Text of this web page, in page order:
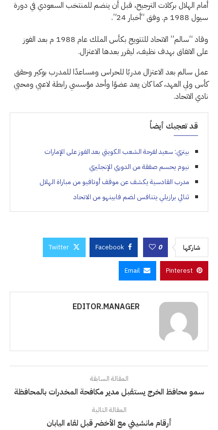
أمام الهلال بركلات الترجيح، قبل أن ينضم للمنتخب السعودي في دورة
سيول 1988 م. وفق “أخبار 24”.
وقاد “سالم” الاتحاد للتتويج بكأس الملك عام 1988 م بعد الفوز
على الاتفاق بهدف نظيف، ليقرر بعدها الاعتزال.
عمل سالم بعد الاعتزال مدربًا للحراس ومساعدًا للمدرب بوكير وحقق
كأس ولي العهد، كما كان يعد عضوًا وأحد مؤسسي رابطة لاعبي ومحبي
نادي الاتحاد.
قد تعجبك أيضاً
بيتزي: سعيد لفرحة الشعب الكويتي بعد الفوز على الإمارات
نيوم يحسم صفقة من الدوري الإنجليزي
مدرب القادسية يكشف عن موقف أوتافيو من مباراة الهلال
ثنائي برازيلي يتنافس لضم فابينهو من الاتحاد
شاركها 0
Facebook
Twitter
Pinterest
Email
EDITOR.MANAGER
المقالة السابقة
سمو محافظ الخرج يستقبل مدير مكافحة المخدرات بالمحافظة
المقالة التالية
أرقام مانشيني مع الأخضر قبل لقاء اليابان